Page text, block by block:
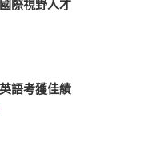
際視野人才
語考獲佳績